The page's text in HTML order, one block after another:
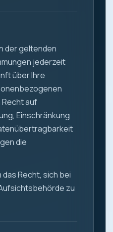
der geltenden
jederzeit
über Ihre
auf
Einschränkung
die
Recht, sich bei
zu